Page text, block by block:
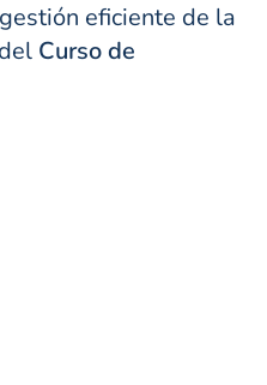
eficiente de la
Curso de